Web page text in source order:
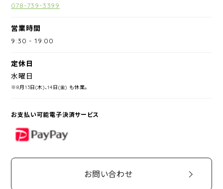
078-739-3399
営業時間
9:30 -19:00
定休日
水曜日
※8月13日(木)、14日(金) も休業。
お支払い可能電子決済サービス
PayPay
お問い合わせ